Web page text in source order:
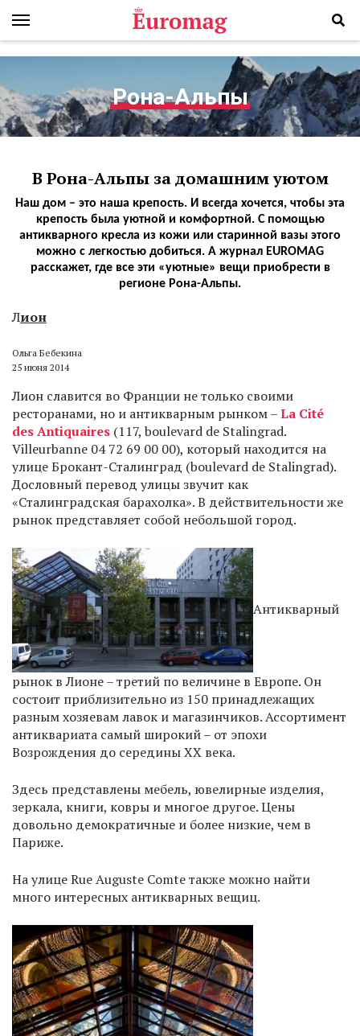
Рона-Альпы
В Рона-Альпы за домашним уютом
Наш дом – это наша крепость. И всегда хочется, чтобы эта
крепость была уютной и комфортной. С помощью
антикварного кресла из кожи или старинной вазы этого
можно с легкостью добиться. А журнал EUROMAG
расскажет, где все эти «уютные» вещи приобрести в
регионе Рона-Альпы.
Лион
Ольга Бебекина
25 июня 2014
Лион славится во Франции не только своими
ресторанами, но и антикварным рынком –La Cité
des Antiquaires (117, boulevard de Stalingrad.
Villeurbanne 04 72 69 00 00), который находится на
улице Брокант-Сталинград (boulevard de Stalingrad).
Дословный перевод улицы звучит как
«Сталинградская барахолка». В действительности же
рынок представляет собой небольшой город.
Антикварный
рынок в Лионе – третий по величине в Европе. Он
состоит приблизительно из 150 принадлежащих
разным хозяевам лавок и магазинчиков. Ассортимент
антиквариата самый широкий – от эпохи
Возрождения до середины XX века.
Здесь представлены мебель, ювелирные изделия,
зеркала, книги, ковры и многое другое. Цены
довольно демократичные и более низкие, чем в
Париже.
На улице Rue Auguste Comte также можно найти
много интересных антикварных вещиц.